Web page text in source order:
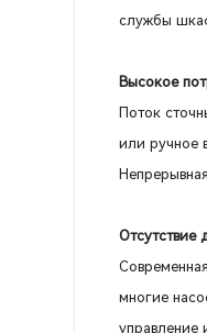
службы
Высокое
Поток
или ручное
Отсутствие
многие
управление